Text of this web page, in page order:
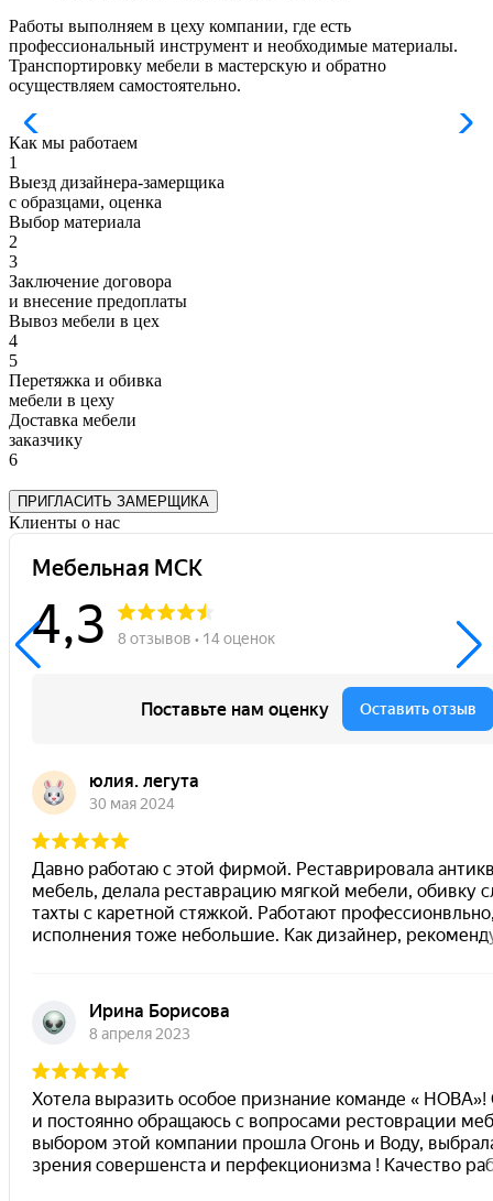
Работы выполняем в цеху компании, где есть
профессиональный инструмент и необходимые материалы.
Транспортировку мебели в мастерскую и обратно
осуществляем самостоятельно.
Как мы работаем
1
Выезд дизайнера-замерщика
с образцами, оценка
Выбор материала
2
3
Заключение договора
и внесение предоплаты
Вывоз мебели в цех
4
5
Перетяжка и обивка
мебели в цеху
Доставка мебели
заказчику
6
ПРИГЛАСИТЬ ЗАМЕРЩИКА
Клиенты о нас